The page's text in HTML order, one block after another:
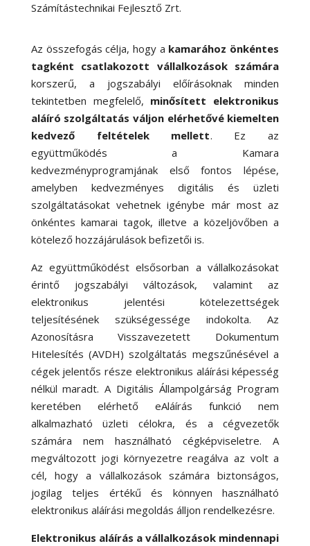
Számítástechnikai Fejlesztő Zrt.
Az összefogás célja, hogy a kamarához önkéntes
tagként csatlakozott vállalkozások számára
korszerű, a jogszabályi előírásoknak minden
tekintetben megfelelő, minősített elektronikus
aláíró szolgáltatás váljon elérhetővé kiemelten
kedvező feltételek mellett. Ez az
együttműködés a Kamara
kedvezményprogramjának első fontos lépése,
amelyben kedvezményes digitális és üzleti
szolgáltatásokat vehetnek igénybe már most az
önkéntes kamarai tagok, illetve a közeljövőben a
kötelező hozzájárulások befizetői is.
Az együttműködést elsősorban a vállalkozásokat
érintő jogszabályi változások, valamint az
elektronikus jelentési kötelezettségek
teljesítésének szükségessége indokolta. Az
Azonosításra Visszavezetett Dokumentum
Hitelesítés (AVDH) szolgáltatás megszűnésével a
cégek jelentős része elektronikus aláírási képesség
nélkül maradt. A Digitális Állampolgárság Program
keretében elérhető eAláírás funkció nem
alkalmazható üzleti célokra, és a cégvezetők
számára nem használható cégképviseletre. A
megváltozott jogi környezetre reagálva az volt a
cél, hogy a vállalkozások számára biztonságos,
jogilag teljes értékű és könnyen használható
elektronikus aláírási megoldás álljon rendelkezésre.
Elektronikus aláírás a vállalkozások mindennapi